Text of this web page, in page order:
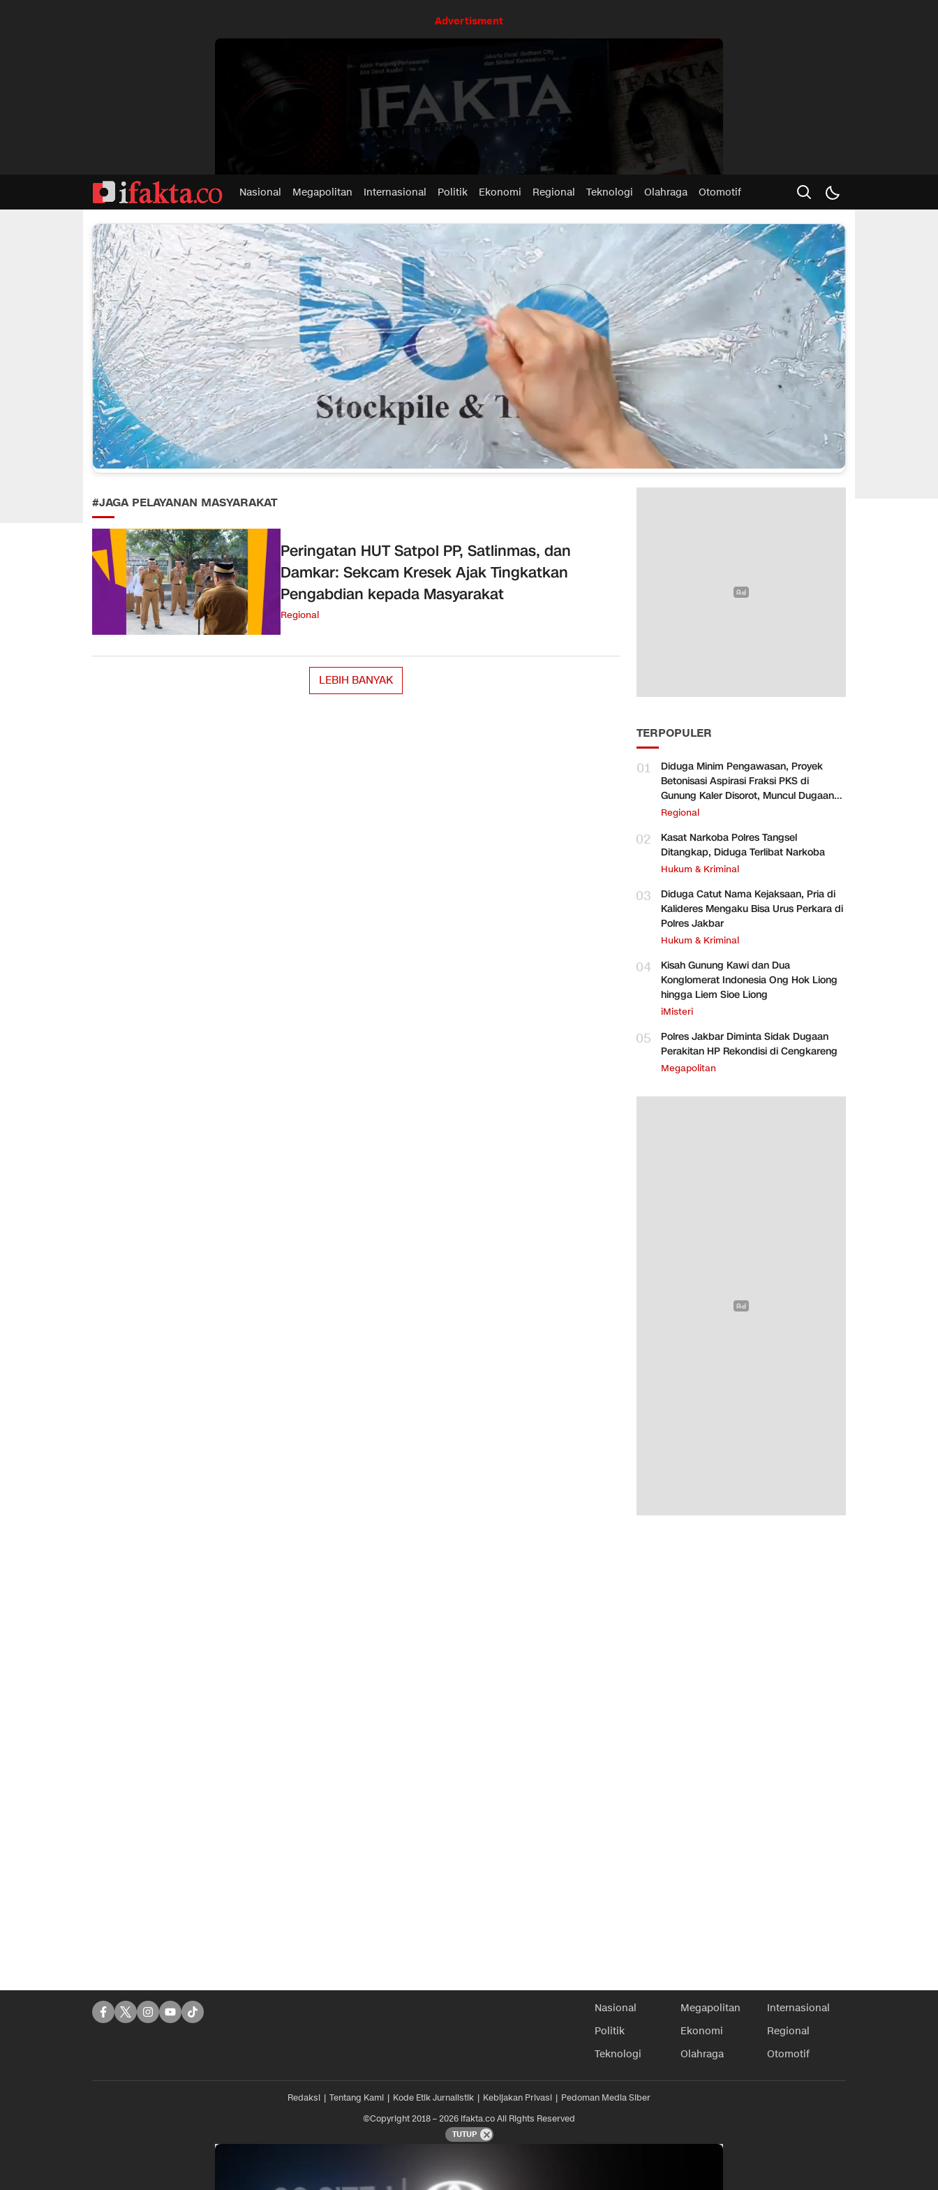
Advertisment
ifakta.co
#pastibenar
Nasional Megapolitan Internasional Politik Ekonomi Regional Teknologi Olahraga Otomotif
#JAGA PELAYANAN MASYARAKAT
Peringatan HUT Satpol PP, Satlinmas, dan
Damkar: Sekcam Kresek Ajak Tingkatkan
Pengabdian kepada Masyarakat
Regional
LEBIH BANYAK
TERPOPULER
01
Diduga Minim Pengawasan, Proyek
Betonisasi Aspirasi Fraksi PKS di
Gunung Kaler Disorot, Muncul Dugaan
Pengurangan Volume
Regional
02
Kasat Narkoba Polres Tangsel
Ditangkap, Diduga Terlibat Narkoba
Hukum & Kriminal
03
Diduga Catut Nama Kejaksaan, Pria di
Kalideres Mengaku Bisa Urus Perkara di
Polres Jakbar
Hukum & Kriminal
04
Kisah Gunung Kawi dan Dua
Konglomerat Indonesia Ong Hok Liong
hingga Liem Sioe Liong
iMisteri
05
Polres Jakbar Diminta Sidak Dugaan
Perakitan HP Rekondisi di Cengkareng
Megapolitan
Nasional Megapolitan
Internasional
Politik
Ekonomi
Regional
Teknologi
Olahraga Otomotif
Redaksi Tentang Kami Kode Etik Jurnalistik Kebijakan Privasi
Pedoman Media Siber
©Copyright 2018 – 2026 ifakta.co All Rights Reserved
TUTUP